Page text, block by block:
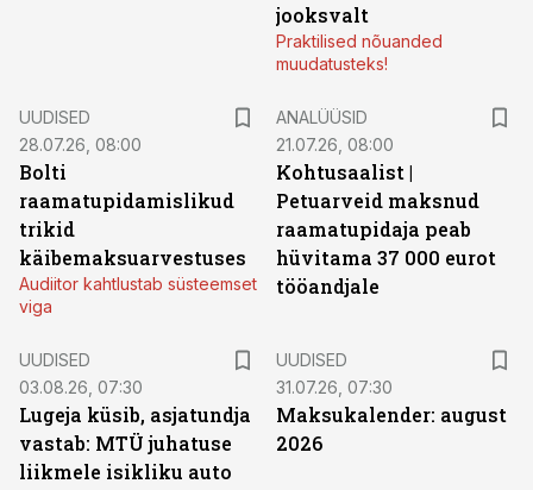
jooksvalt
Praktilised nõuanded
muudatusteks!
UUDISED
28.07.26, 08:00
Bolti
raamatupidamislikud
trikid
käibemaksuarvestuses
Audiitor kahtlustab süsteemset
viga
ANALÜÜSID
21.07.26, 08:00
Kohtusaalist |
Petuarveid maksnud
raamatupidaja peab
hüvitama 37 000 eurot
tööandjale
UUDISED
03.08.26, 07:30
Lugeja küsib, asjatundja
vastab: MTÜ juhatuse
liikmele isikliku auto
UUDISED
31.07.26, 07:30
Maksukalender: august
2026